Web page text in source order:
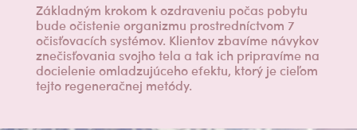
Základným krokom k ozdraveniu počas pobytu
bude očistenie organizmu prostredníctvom 7
očisťovacích systémov. Klientov zbavíme návykov
znečisťovania svojho tela a tak ich pripravíme na
docielenie omladzujúceho efektu, ktorý je cieľom
tejto regeneračnej metódy.